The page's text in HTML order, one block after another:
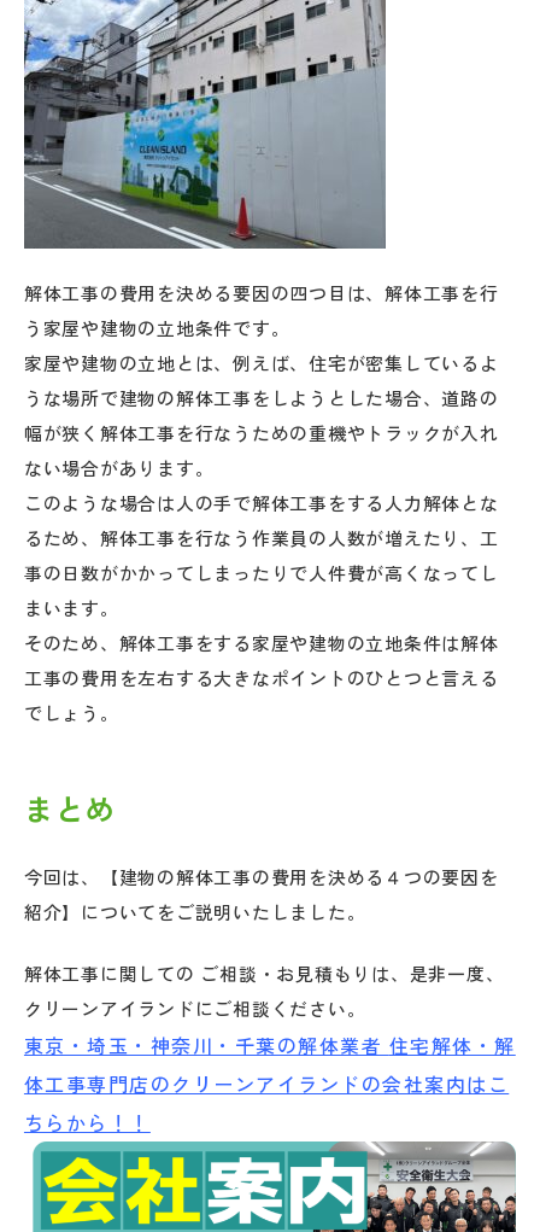
解体工事の費用を決める要因の四つ目は、解体工事を行
う家屋や建物の立地条件です。
家屋や建物の立地とは、例えば、住宅が密集しているよ
うな場所で建物の解体工事をしようとした場合、道路の
幅が狭く解体工事を行なうための重機やトラックが入れ
ない場合があります。
このような場合は人の手で解体工事をする人力解体とな
るため、解体工事を行なう作業員の人数が増えたり、工
事の日数がかかってしまったりで人件費が高くなってし
まいます。
そのため、解体工事をする家屋や建物の立地条件は解体
工事の費用を左右する大きなポイントのひとつと言える
でしょう。
まとめ
今回は、【建物の解体工事の費用を決める４つの要因を
紹介】についてをご説明いたしました。
解体工事に関しての ご相談・お見積もりは、是非一度、
クリーンアイランドにご相談ください。
東京・埼玉・神奈川・千葉の解体業者 住宅解体・解
体工事専門店のクリーンアイランドの会社案内はこ
ちらから！！